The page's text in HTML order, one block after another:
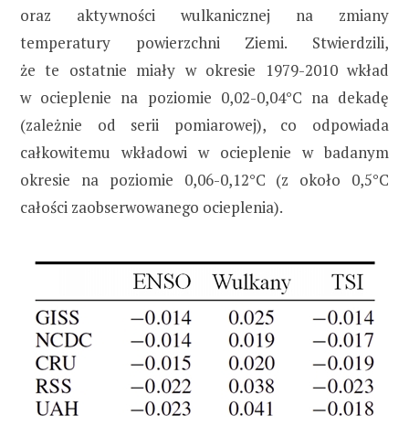
oraz aktywności wulkanicznej na zmiany
temperatury powierzchni Ziemi. Stwierdzili,
że te ostatnie miały w okresie 1979-2010 wkład
w ocieplenie na poziomie 0,02-0,04°C na dekadę
(zależnie od serii pomiarowej), co odpowiada
całkowitemu wkładowi w ocieplenie w badanym
okresie na poziomie 0,06-0,12°C (z około 0,5°C
całości zaobserwowanego ocieplenia).